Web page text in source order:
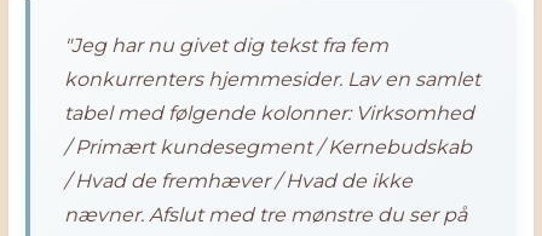
"Jeg har nu givet dig tekst fra fem
konkurrenters hjemmesider. Lav en samlet
tabel med følgende kolonner: Virksomhed
/ Primært kundesegment / Kernebudskab
/ Hvad de fremhæver / Hvad de ikke
nævner. Afslut med tre mønstre du ser på